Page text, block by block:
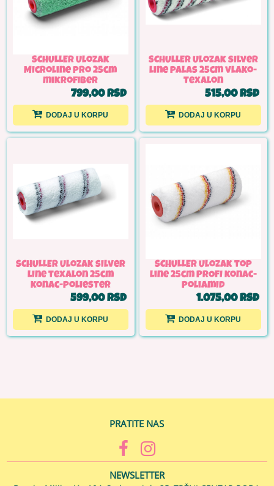
SCHULLER Ulozak
Microline pro 25cm
mikrofiber
799,00 RSD
DODAJ U KORPU
SCHULLER Ulozak silver
line palas 25cm vlako-
texalon
515,00 RSD
DODAJ U KORPU
SCHULLER Ulozak silver
line texalon 25cm
konac-poliester
599,00 RSD
DODAJ U KORPU
SCHULLER Ulozak top
line 25cm PROFI konac-
poliamid
1.075,00 RSD
DODAJ U KORPU
PRATITE NAS
NEWSLETTER